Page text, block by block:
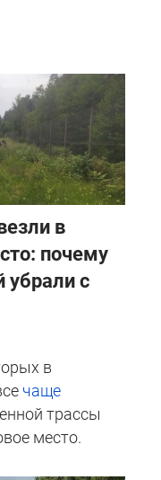
в
почему
убрали с
в
чаще
трассы
место.